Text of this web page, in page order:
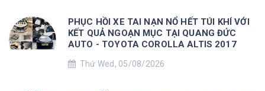
PHỤC HỒI XE TAI NẠN NỔ HẾT TÚI KHÍ VỚI
KẾT QUẢ NGOẠN MỤC TẠI QUANG ĐỨC
AUTO - TOYOTA COROLLA ALTIS 2017
Thứ Wed, 05/08/2026